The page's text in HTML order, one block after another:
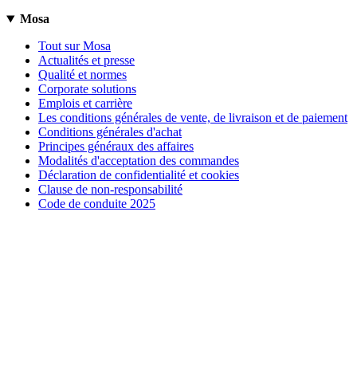
Mosa
Tout sur Mosa
Actualités et presse
Qualité et normes
Corporate solutions
Emplois et carrière
Les conditions générales de vente, de livraison et de paiement
Conditions générales d'achat
Principes généraux des affaires
Modalités d'acceptation des commandes
Déclaration de confidentialité et cookies
Clause de non-responsabilité
Code de conduite 2025